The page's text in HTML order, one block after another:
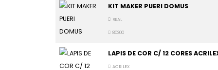
KIT MAKER PUERI DOMUS
REAL
80200
LAPIS DE COR C/ 12 CORES
ACRILEX